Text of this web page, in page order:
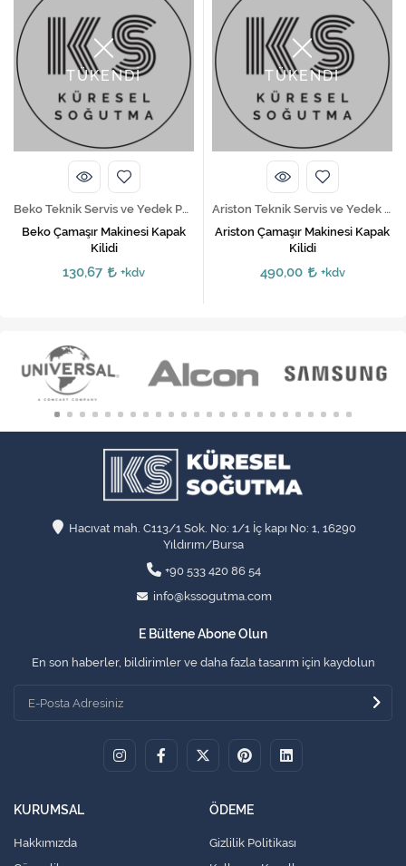
TÜKENDİ
Beko Teknik Servis ve Yedek Parça Hizmetleri
Beko Çamaşır Makinesi Kapak
Kilidi
130,67 +kdv
TÜKENDİ
Ariston Teknik Servis ve Yedek Parça Hizmetleri
Ariston Çamaşır Makinesi Kapak
Kilidi
490,00 +kdv
Hacıvat mah. C113/1 Sok. No: 1/1 İç kapı No: 1, 16290
Yıldırım/Bursa
+90 533 420 86 54
info@kssogutma.com
E Bültene Abone Olun
En son haberler, bildirimler ve daha fazla tasarım için kaydolun
KURUMSAL
Hakkımızda
ÖDEME
Gizlilik Politikası